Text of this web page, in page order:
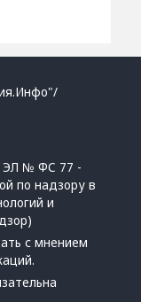
ЭЛ № ФС 77 -
по надзору в
и
с мнением